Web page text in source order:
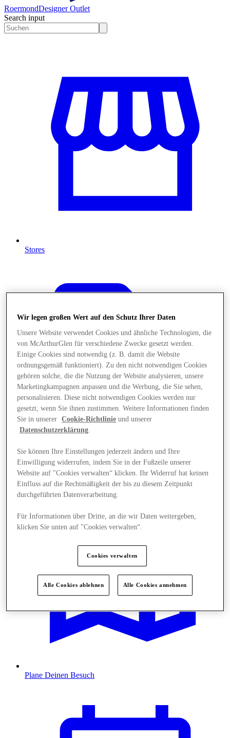
RoermondDesigner Outlet
Search input
Stores
Angebote
Plane Deinen Besuch
Wir legen großen Wert auf den Schutz Ihrer Daten
Unsere Website verwendet Cookies und ähnliche Technologien, die
von McArthurGlen für verschiedene Zwecke gesetzt werden.
Einige Cookies sind notwendig (z. B. damit die Website
ordnungsgemäß funktioniert). Zu den nicht notwendigen Cookies
gehören solche, die die Nutzung der Website analysieren, unsere
Marketingkampagnen anpassen und die Werbung, die Sie sehen,
personalisieren. Diese nicht notwendigen Cookies werden nur
gesetzt, wenn Sie ihnen zustimmen. Weitere Informationen finden
Sie in unserer
Cookie-Richtlinie und unserer
Datenschutzerklärung.
Sie können Ihre Einstellungen jederzeit ändern und Ihre
Einwilligung widerrufen, indem Sie in der Fußzeile unserer
Website auf "Cookies verwalten“ klicken. Ihr Widerruf hat keinen
Einfluss auf die Rechtmäßigkeit der bis zu diesem Zeitpunkt
durchgeführten Datenverarbeitung.
Für Informationen über Dritte, an die wir Daten weitergeben,
klicken Sie unten auf "Cookies verwalten“.
Cookies verwalten
Alle Cookies ablehnen Alle Cookies annehmen